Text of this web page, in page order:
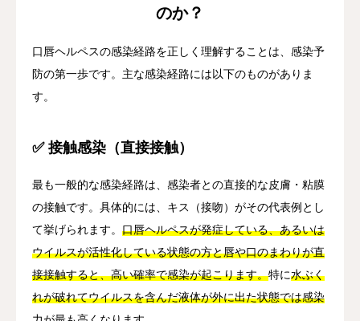
のか？
口唇ヘルペスの感染経路を正しく理解することは、感染予
防の第一歩です。主な感染経路には以下のものがありま
す。
✅ 接触感染（直接接触）
最も一般的な感染経路は、感染者との直接的な皮膚・粘膜
の接触です。具体的には、キス（接吻）がその代表例とし
て挙げられます。 口唇ヘルペスが発症している、あるいは
ウイルスが活性化している状態の方と唇や口のまわりが直
接接触すると、高い確率で感染が起こります。特に水ぶく
れが破れてウイルスを含んだ液体が外に出た状態では感染